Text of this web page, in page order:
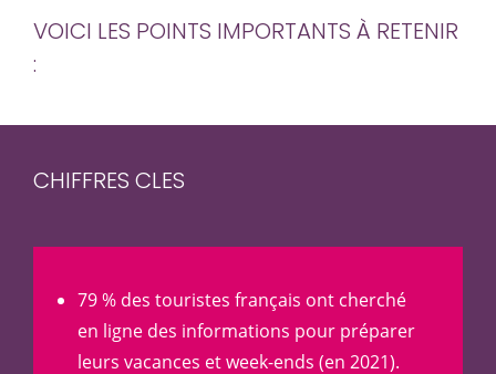
VOICI LES POINTS IMPORTANTS À RETENIR
:
CHIFFRES CLES
79 % des touristes français ont cherché
en ligne des informations pour préparer
leurs vacances et week-ends (en 2021).